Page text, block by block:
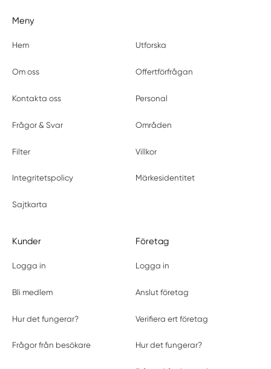
Meny
Hem Utforska
Om oss Offertförfrågan
Kontakta oss Personal
Frågor & Svar Områden
Filter Villkor
Integritetspolicy Märkesidentitet
Sajtkarta
Kunder
Logga in
Bli medlem
Hur det fungerar?
Frågor från besökare
Företag
Logga in
Anslut företag
Verifiera ert företag
Hur det fungerar?